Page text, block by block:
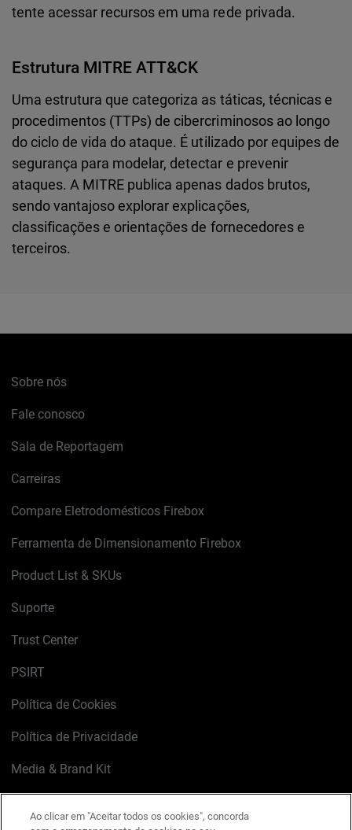
tente acessar recursos em uma rede privada.
Estrutura MITRE ATT&CK
Uma estrutura que categoriza as táticas, técnicas e
procedimentos (TTPs) de cibercriminosos ao longo
do ciclo de vida do ataque. É utilizado por equipes de
segurança para modelar, detectar e prevenir
ataques. A MITRE publica apenas dados brutos,
sendo vantajoso explorar explicações,
classificações e orientações de fornecedores e
terceiros.
Sobre nós
Fale conosco
Sala de Reportagem
Carreiras
Compare Eletrodomésticos Firebox
Ferramenta de Dimensionamento Firebox
Product List & SKUs
Suporte
Trust Center
PSIRT
Política de Cookies
Política de Privacidade
Media & Brand Kit
Ao clicar em "Aceitar todos os cookies", concorda